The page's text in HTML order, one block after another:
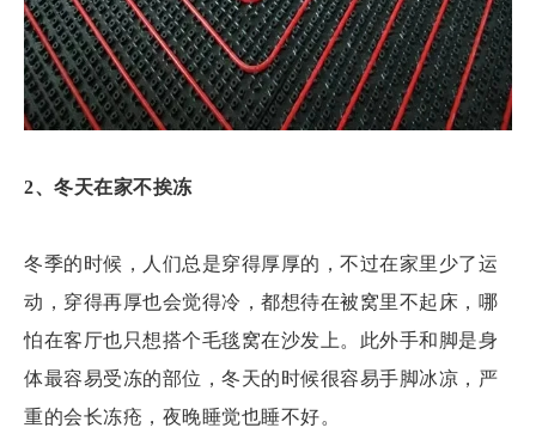
2、冬天在家不挨冻
冬季的时候，人们总是穿得厚厚的，不过在家里少了运
动，穿得再厚也会觉得冷，都想待在被窝里不起床，哪
怕在客厅也只想搭个毛毯窝在沙发上。此外手和脚是身
体最容易受冻的部位，冬天的时候很容易手脚冰凉，严
重的会长冻疮，夜晚睡觉也睡不好。